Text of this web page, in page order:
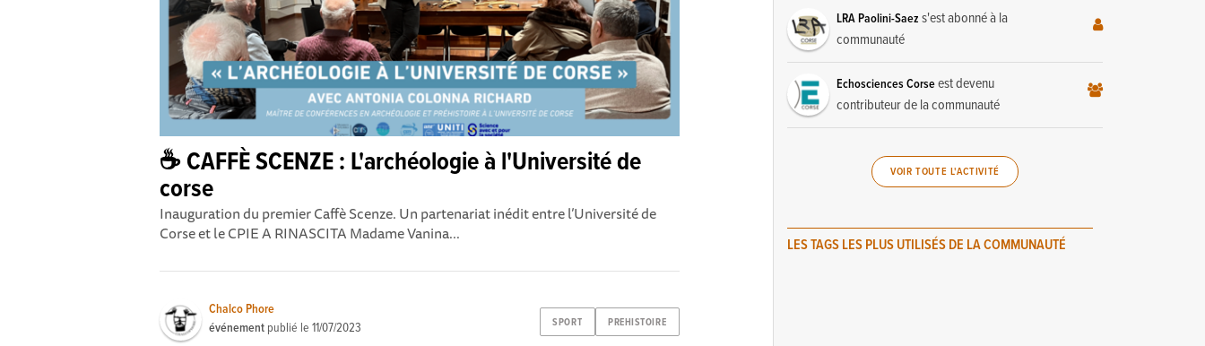
☕ CAFFÈ SCENZE : L'archéologie à l'Université de
corse
Inauguration du premier Caffè Scenze. Un partenariat inédit entre l’Université de
Corse et le CPIE A RINASCITA Madame Vanina...
SPORT PREHISTOIRE
Chalco Phore
événement publié le11/07/2023
LRA Paolini-Saez s'est abonné à la
communauté
Echosciences Corseest devenu
contributeur de la communauté
VOIR TOUTE L'ACTIVITÉ
LES TAGS LES PLUS UTILISÉS DE LA COMMUNAUTÉ